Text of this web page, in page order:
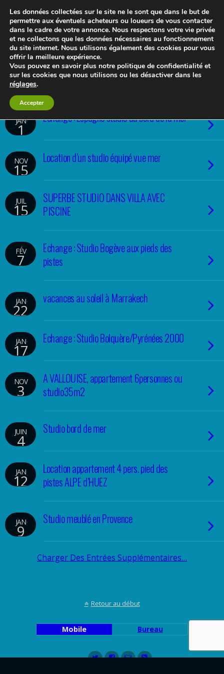
Le blog 3d-immo-visites
JAN
1
Echange : Espagne studio au bord de la mer
NOV
15
Location d’un studio équipé vue mer
JUIL
15
SUPERBE STUDIO DANS VILLA AVEC
PISCINE
FÉV
7
Echange : Studio Bogève aux pieds des
pistes
JAN
22
vacances au soleil à Marrakech
JAN
17
Echange : Studio Bolquère/Pyrénées 2000
NOV
3
A VALLOUISE, appartement 6personnes ou
studio35m2
JUIN
4
Studio bord de mer
JAN
12
Location appartement 4 pers. pied des
pistes ALPE d’HUEZ
JAN
9
Studio meublé en Provence
Charger Des Entrées Supplémentaires…
Retour au début
Mobile Bureau
Les données collectées sur le site ne le sont que dans le but de
permettre aux éventuels acheteurs ou loueurs de vous contacter
dans le cadre de votre annonce. Nous respectons votre vie privée
et ne collectons que les données nécessaires au fonctionnement
du site internet. Nous utilisons également des cookies pour vous
offrir la meilleure expérience.
Vous pouvez en savoir plus notre politique de confidentialité et
sur les cookies que nous utilisons ou les désactiver dans les
réglages.
Accepter